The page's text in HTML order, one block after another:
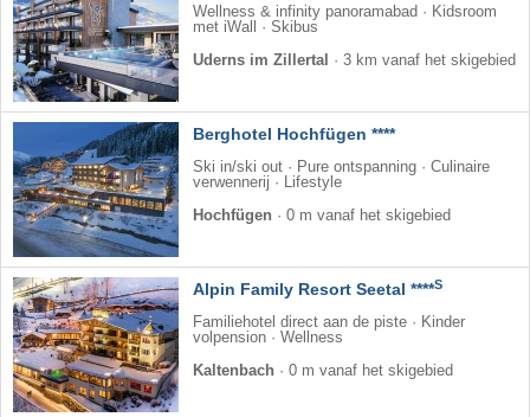
Wellness & infinity panoramabad · Kidsroom
met iWall · Skibus
Uderns im Zillertal · 3 km vanaf het skigebied
Berghotel Hochfügen ****
Ski in/ski out · Pure ontspanning · Culinaire
verwennerij · Lifestyle
Hochfügen · 0 m vanaf het skigebied
Alpin Family Resort Seetal ****S
Familiehotel direct aan de piste · Kinder
volpension · Wellness
Kaltenbach · 0 m vanaf het skigebied